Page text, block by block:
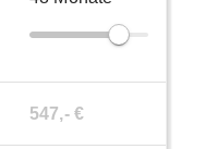
547,- €